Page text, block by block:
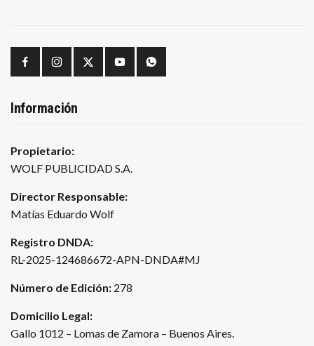
Información
Propietario:
WOLF PUBLICIDAD S.A.
Director Responsable:
Matías Eduardo Wolf
Registro DNDA:
RL-2025-124686672-APN-DNDA#MJ
Número de Edición: 278
Domicilio Legal:
Gallo 1012 – Lomas de Zamora – Buenos Aires.